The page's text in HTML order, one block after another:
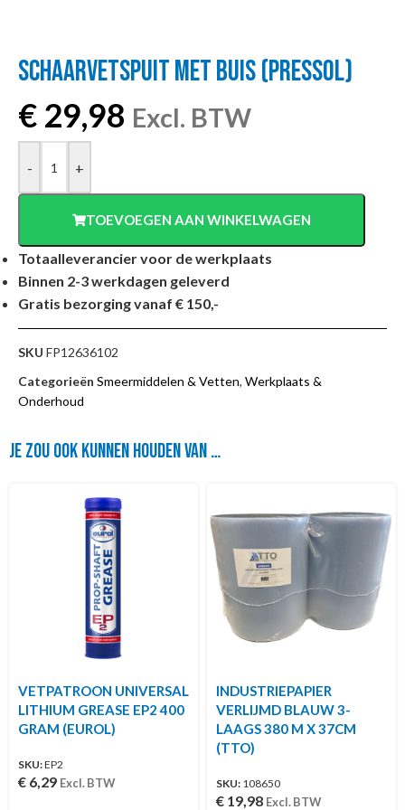
SCHAARVETSPUIT MET BUIS (PRESSOL)
€ 29,98 Excl. BTW
- +
TOEVOEGEN AAN WINKELWAGEN
Totaalleverancier voor de werkplaats
Binnen 2-3 werkdagen geleverd
Gratis bezorging vanaf € 150,-
SKU FP12636102
Categorieën Smeermiddelen & Vetten, Werkplaats &
Onderhoud
Je zou ook kunnen houden van …
VETPATROON UNIVERSAL
LITHIUM GREASE EP2 400
GRAM (EUROL)
SKU:EP2
€ 6,29 Excl. BTW
INDUSTRIEPAPIER
VERLIJMD BLAUW 3-
LAAGS 380 M X 37CM
(TTO)
SKU: 108650
€ 19,98 Excl. BTW